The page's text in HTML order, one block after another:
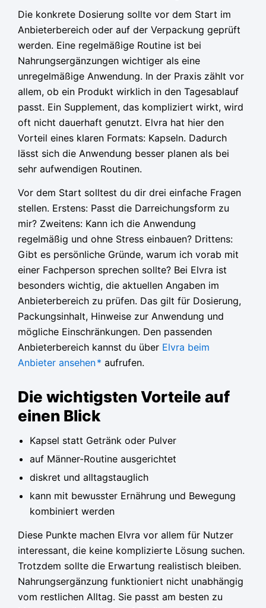
Die konkrete Dosierung sollte vor dem Start im
Anbieterbereich oder auf der Verpackung geprüft
werden. Eine regelmäßige Routine ist bei
Nahrungsergänzungen wichtiger als eine
unregelmäßige Anwendung. In der Praxis zählt vor
allem, ob ein Produkt wirklich in den Tagesablauf
passt. Ein Supplement, das kompliziert wirkt, wird
oft nicht dauerhaft genutzt. Elvra hat hier den
Vorteil eines klaren Formats: Kapseln. Dadurch
lässt sich die Anwendung besser planen als bei
sehr aufwendigen Routinen.
Vor dem Start solltest du dir drei einfache Fragen
stellen. Erstens: Passt die Darreichungsform zu
mir? Zweitens: Kann ich die Anwendung
regelmäßig und ohne Stress einbauen? Drittens:
Gibt es persönliche Gründe, warum ich vorab mit
einer Fachperson sprechen sollte? Bei Elvra ist
besonders wichtig, die aktuellen Angaben im
Anbieterbereich zu prüfen. Das gilt für Dosierung,
Packungsinhalt, Hinweise zur Anwendung und
mögliche Einschränkungen. Den passenden
Anbieterbereich kannst du über Elvra beim
Anbieter ansehen* aufrufen.
Die wichtigsten Vorteile auf
einen Blick
Kapsel statt Getränk oder Pulver
auf Männer-Routine ausgerichtet
diskret und alltagstauglich
kann mit bewusster Ernährung und Bewegung
kombiniert werden
Diese Punkte machen Elvra vor allem für Nutzer
interessant, die keine komplizierte Lösung suchen.
Trotzdem sollte die Erwartung realistisch bleiben.
Nahrungsergänzung funktioniert nicht unabhängig
vom restlichen Alltag. Sie passt am besten zu